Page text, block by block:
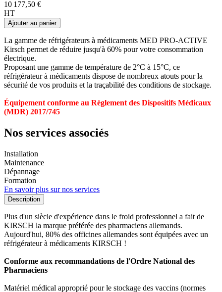
10 177,50 €
HT
Ajouter au panier
La gamme de réfrigérateurs à médicaments MED PRO-ACTIVE
Kirsch permet de réduire jusqu'à 60% pour votre consommation
électrique.
Proposant une gamme de température de 2°C à 15°C, ce
réfrigérateur à médicaments dispose de nombreux atouts pour la
sécurité de vos produits et la traçabilité des conditions de stockage.
Équipement conforme au Règlement des Dispositifs Médicaux
(MDR) 2017/745
Nos services associés
Installation
Maintenance
Dépannage
Formation
En savoir plus sur nos services
Description
Plus d'un siècle d'expérience dans le froid professionnel a fait de
KIRSCH la marque préférée des pharmaciens allemands.
Aujourd'hui, 80% des officines allemandes sont équipées avec un
réfrigérateur à médicaments KIRSCH !
Conforme aux recommandations de l'Ordre National des
Pharmaciens
Matériel médical approprié pour le stockage des vaccins (normes